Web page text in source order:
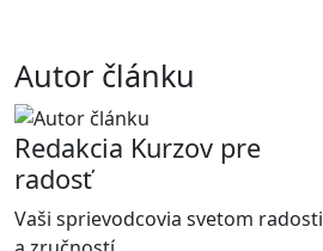
Autor článku
Redakcia Kurzov pre
radosť
Vaši sprievodcovia svetom radosti